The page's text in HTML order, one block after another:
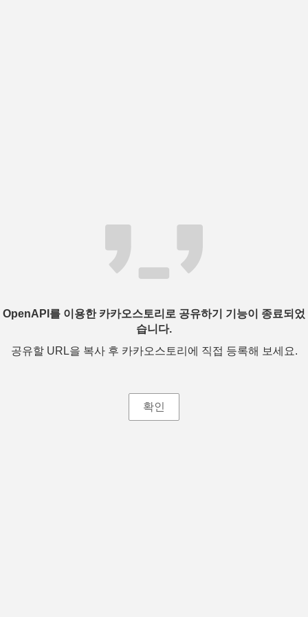
OpenAPI를 이용한 카카오스토리로 공유하기 기능이 종료되었
습니다.
공유할 URL을 복사 후 카카오스토리에 직접 등록해 보세요.
확인